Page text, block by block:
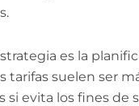
es la
tarifas suelen ser
si evita los fines de